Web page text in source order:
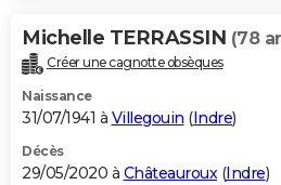
Michelle TERRASSIN (78
Créer une cagnotte obsèques
Naissance
31/07/1941 à Villegouin (Indre)
Décès
29/05/2020 à Châteauroux(Indre)